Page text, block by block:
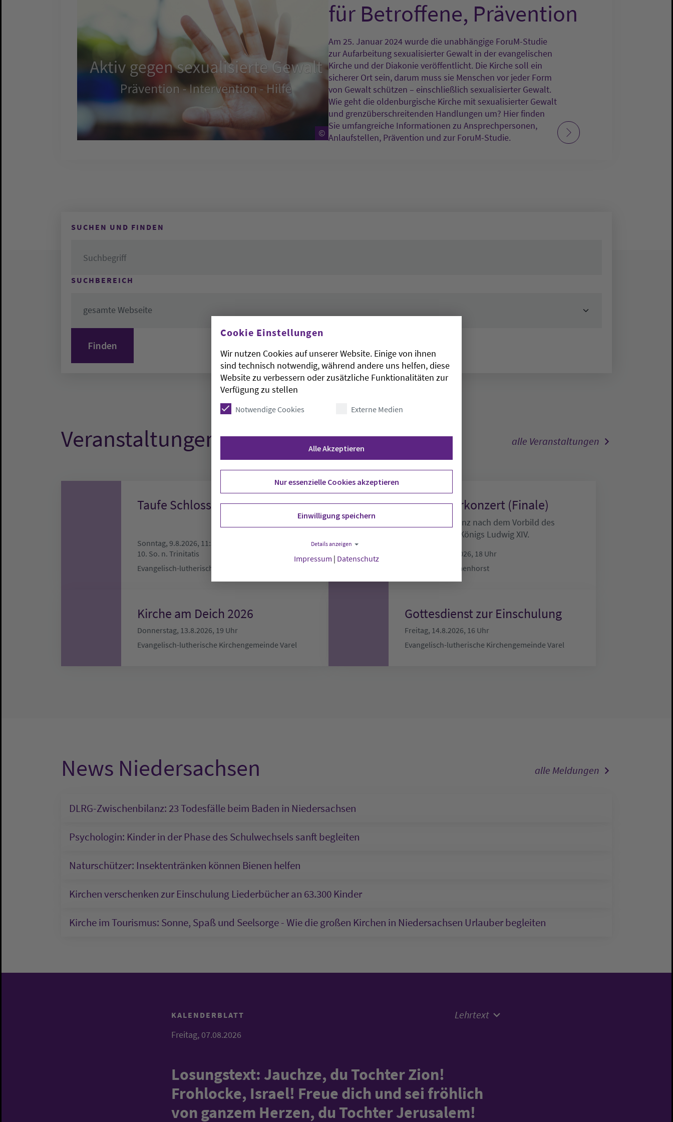
©
für Betroffene, Prävention
Am 25. Januar 2024 wurde die unabhängige ForuM-Studie
zur Aufarbeitung sexualisierter Gewalt in der evangelischen
Kirche und der Diakonie veröffentlicht. Die Kirche soll ein
sicherer Ort sein, darum muss sie Menschen vor jeder Form
von Gewalt schützen – einschließlich sexualisierter Gewalt.
Wie geht die oldenburgische Kirche mit sexualisierter Gewalt
und grenzüberschreitenden Handlungen um? Hier finden
Sie umfangreiche Informationen zu Ansprechpersonen,
Anlaufstellen, Prävention und zur ForuM-Studie.
SUCHEN UND FINDEN
SUCHBEREICH
gesamte Webseite
Veranstaltungen alle Veranstaltungen
Taufe Schlosskirche
Sonntag, 9.8.2026, 11:30 Uhr
10. So. n. Trinitatis
Evangelisch-lutherische Kirchengemeinde Varel
7. Sommerkonzert (Finale)
Barocker Hoftanz nach dem Vorbild des
französischen Königs Ludwig XIV.
Mittwoch, 12.8.2026, 18 Uhr
Stadtkirche Delmenhorst
Kirche am Deich 2026
Donnerstag, 13.8.2026, 19 Uhr
Evangelisch-lutherische Kirchengemeinde Varel
Gottesdienst zur Einschulung
Freitag, 14.8.2026, 16 Uhr
Evangelisch-lutherische Kirchengemeinde Varel
News Niedersachsen alle Meldungen
DLRG-Zwischenbilanz: 23 Todesfälle beim Baden in Niedersachsen
Psychologin: Kinder in der Phase des Schulwechsels sanft begleiten
Naturschützer: Insektentränken können Bienen helfen
Kirchen verschenken zur Einschulung Liederbücher an 63.300 Kinder
Kirche im Tourismus: Sonne, Spaß und Seelsorge - Wie die großen Kirchen in Niedersachsen Urlauber begleiten
KALENDERBLATT Lehrtext
Freitag, 07.08.2026
Losungstext: Jauchze, du Tochter Zion!
Frohlocke, Israel! Freue dich und sei fröhlich
von ganzem Herzen, du Tochter Jerusalem!
Cookie Einstellungen
Wir nutzen Cookies auf unserer Website. Einige von ihnen
sind technisch notwendig, während andere uns helfen, diese
Website zu verbessern oder zusätzliche Funktionalitäten zur
Verfügung zu stellen
Notwendige Cookies Externe Medien
Alle Akzeptieren
Nur essenzielle Cookies akzeptieren
Einwilligung speichern
Details anzeigen
Impressum | Datenschutz